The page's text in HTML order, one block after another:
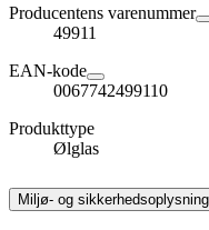
Producentens varenummer
49911
EAN-kode
0067742499110
Produkttype
Ølglas
Miljø- og